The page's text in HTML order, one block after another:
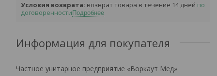
возврат товара в течение 14 дней по
договоренности Подробнее
Информация для покупателя
Частное унитарное предприятие «Воркаут Мед»